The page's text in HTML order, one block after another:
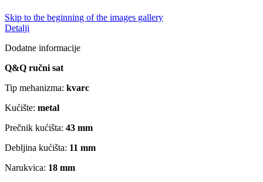
Skip to the beginning of the images gallery
Detalji
Dodatne informacije
Q&Q ručni sat
Tip mehanizma: kvarc
Kućište: metal
Prečnik kućišta: 43 mm
Debljina kućišta: 11 mm
Narukvica: 18 mm